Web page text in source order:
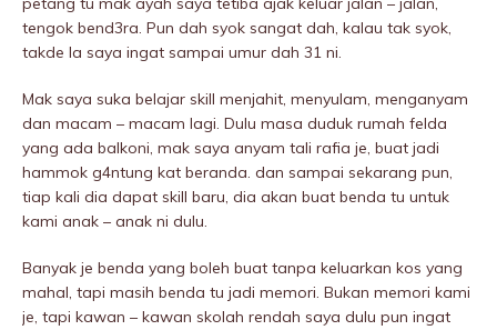
tengok bend3ra. Pun dah syok sangat dah, kalau tak syok,
takde la saya ingat sampai umur dah 31 ni.
Mak saya suka belajar skill menjahit, menyulam, menganyam
dan macam – macam lagi. Dulu masa duduk rumah felda
yang ada balkoni, mak saya anyam tali rafia je, buat jadi
hammok g4ntung kat beranda. dan sampai sekarang pun,
tiap kali dia dapat skill baru, dia akan buat benda tu untuk
kami anak – anak ni dulu.
Banyak je benda yang boleh buat tanpa keluarkan kos yang
mahal, tapi masih benda tu jadi memori. Bukan memori kami
je, tapi kawan – kawan skolah rendah saya dulu pun ingat